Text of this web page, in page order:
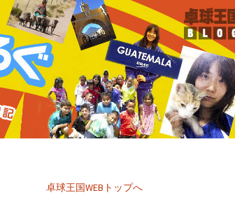
卓球王国WEBトップへ